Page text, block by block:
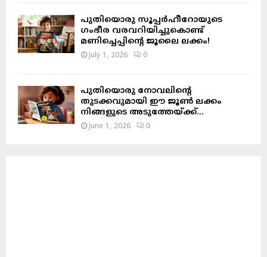
പുതിയൊരു സൂപ്പർഹീറോയുടെ
ഗംഭീര വരവറിയിച്ചുകൊണ്ട്
മണിച്ചെപ്പിന്റെ ജൂലൈ ലക്കം!
July 1, 2026 0
പുതിയൊരു നോവലിന്റെ
തുടക്കവുമായി ഈ ജൂൺ ലക്കം
നിങ്ങളുടെ അടുത്തേയ്ക്ക്…
June 1, 2026 0